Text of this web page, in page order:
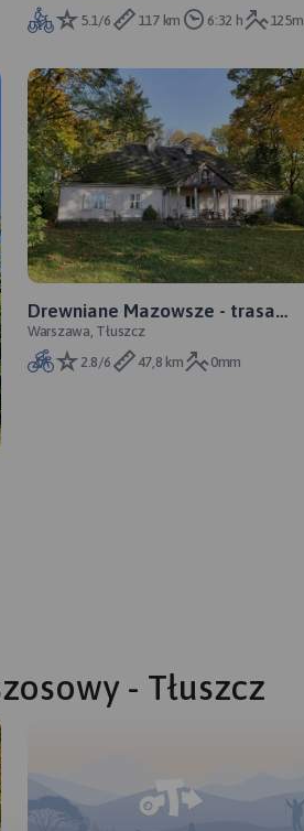
5.1/6
117 km 6:32 h 125m
Drewniane Mazowsze - trasa
rowerowa nr 40
Warszawa, Tłuszcz
2.8/6
47,8 km 0mm
- Tłuszcz